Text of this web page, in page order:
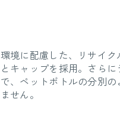
環境に配慮した、リサイ
とキャップを採用。さら
で、ペットボトルの分別の
ません。